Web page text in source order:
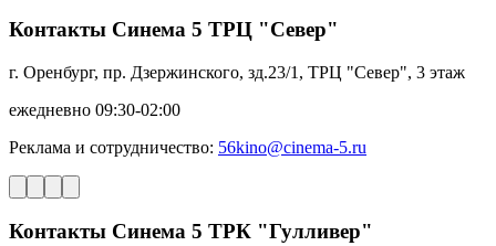
Контакты Синема 5 ТРЦ "Север"
г. Оренбург, пр. Дзержинского, зд.23/1, ТРЦ "Север", 3 этаж
ежедневно 09:30-02:00
Реклама и сотрудничество: 56kino@cinema-5.ru
Контакты Синема 5 ТРК "Гулливер"